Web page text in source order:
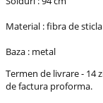
Material : fibra de sticla
Baza : metal
Termen de livrare - 14
de factura proforma.